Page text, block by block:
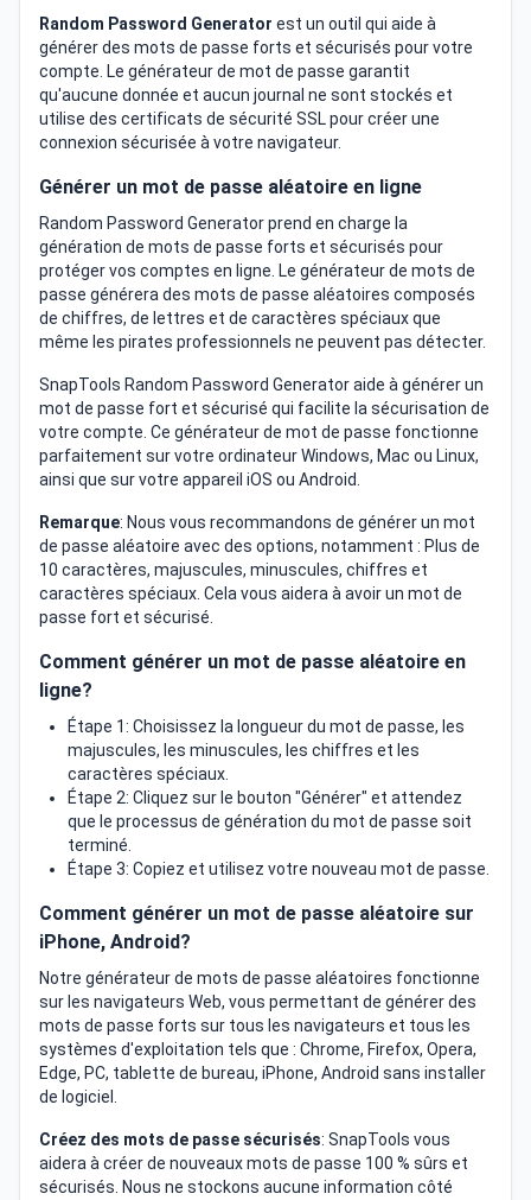
Random Password Generator est un outil qui aide à
générer des mots de passe forts et sécurisés pour votre
compte. Le générateur de mot de passe garantit
qu'aucune donnée et aucun journal ne sont stockés et
utilise des certificats de sécurité SSL pour créer une
connexion sécurisée à votre navigateur.
Générer un mot de passe aléatoire en ligne
Random Password Generator prend en charge la
génération de mots de passe forts et sécurisés pour
protéger vos comptes en ligne. Le générateur de mots de
passe générera des mots de passe aléatoires composés
de chiffres, de lettres et de caractères spéciaux que
même les pirates professionnels ne peuvent pas détecter.
SnapTools Random Password Generator aide à générer un
mot de passe fort et sécurisé qui facilite la sécurisation de
votre compte. Ce générateur de mot de passe fonctionne
parfaitement sur votre ordinateur Windows, Mac ou Linux,
ainsi que sur votre appareil iOS ou Android.
Remarque: Nous vous recommandons de générer un mot
de passe aléatoire avec des options, notamment : Plus de
10 caractères, majuscules, minuscules, chiffres et
caractères spéciaux. Cela vous aidera à avoir un mot de
passe fort et sécurisé.
Comment générer un mot de passe aléatoire en
ligne?
Étape 1: Choisissez la longueur du mot de passe, les
majuscules, les minuscules, les chiffres et les
caractères spéciaux.
Étape 2: Cliquez sur le bouton "Générer" et attendez
que le processus de génération du mot de passe soit
terminé.
Étape 3: Copiez et utilisez votre nouveau mot de passe.
Comment générer un mot de passe aléatoire sur
iPhone, Android?
Notre générateur de mots de passe aléatoires fonctionne
sur les navigateurs Web, vous permettant de générer des
mots de passe forts sur tous les navigateurs et tous les
systèmes d'exploitation tels que : Chrome, Firefox, Opera,
Edge, PC, tablette de bureau, iPhone, Android sans installer
de logiciel.
Créez des mots de passe sécurisés: SnapTools vous
aidera à créer de nouveaux mots de passe 100 % sûrs et
sécurisés. Nous ne stockons aucune information côté